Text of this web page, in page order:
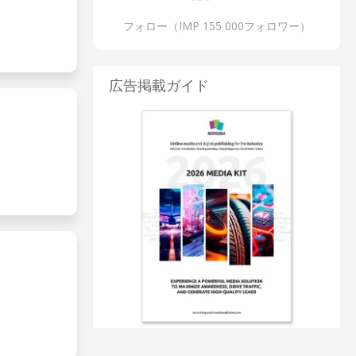
フォロー（IMP 155 000フォロワー）
広告掲載ガイド